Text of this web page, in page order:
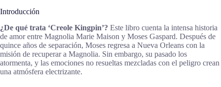
Introducción
¿De qué trata ‘Creole Kingpin’? Este libro cuenta la intensa historia
de amor entre Magnolia Marie Maison y Moses Gaspard. Después de
quince años de separación, Moses regresa a Nueva Orleans con la
misión de recuperar a Magnolia. Sin embargo, su pasado los
atormenta, y las emociones no resueltas mezcladas con el peligro crean
una atmósfera electrizante.